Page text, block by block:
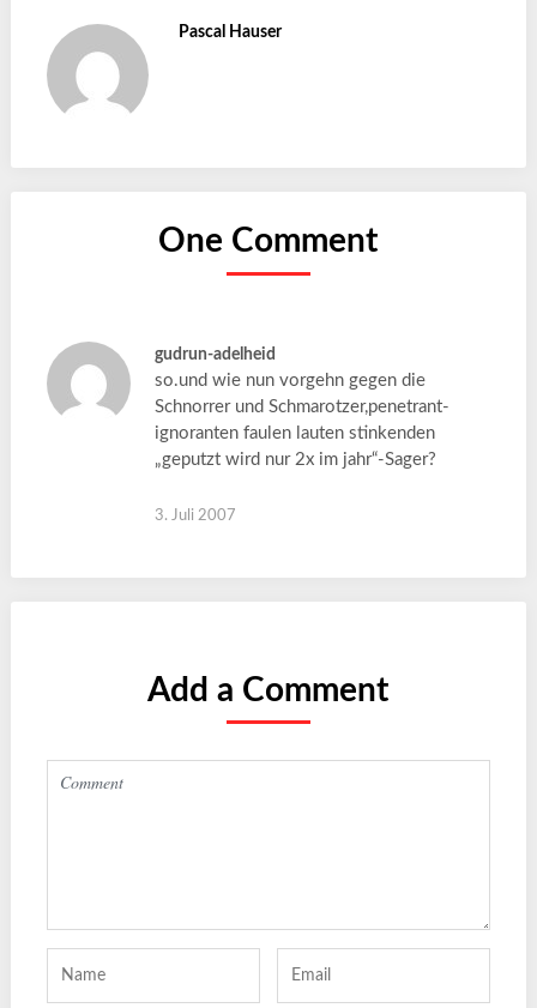
Pascal Hauser
One Comment
gudrun-adelheid
so.und wie nun vorgehn gegen die
Schnorrer und Schmarotzer,penetrant-
ignoranten faulen lauten stinkenden
„geputzt wird nur 2x im jahr“-Sager?
3. Juli 2007
Add a Comment